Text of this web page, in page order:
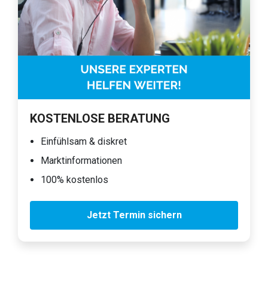
KOSTENLOSE BERATUNG
Einfühlsam & diskret
Marktinformationen
100% kostenlos
Jetzt Termin sichern